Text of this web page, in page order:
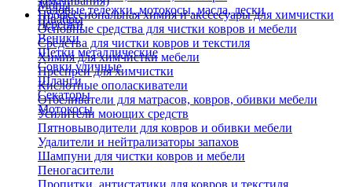
Мопы
Швабры
Садовые тележки, мотокосы, масла, лески
Черенки
Веники
Щетки металлические
Совки уличные
Шланги
Секаторы
Мотокосы
Профессиональная химия и акссесуары для химчистки
Основные средства для чистки ковров и мебели
Средства для чистки ковров и текстиля
Химия для химчистки мебели
Преспреи для химчистки
Кислотные ополаскиватели
Отбеливатели для матрасов, ковров, обивки мебели
Усилители моющих средств
Пятновыводители для ковров и обивки мебели
Удалители и нейтрализаторы запахов
Шампуни для чистки ковров и мебели
Пеногасители
Пропитки, антистатики для ковров и текстиля